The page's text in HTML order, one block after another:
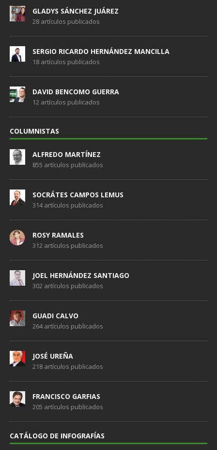
GLADYS SÁNCHEZ JUÁREZ
28 artículos publicados
SERGIO RICARDO HERNÁNDEZ MANCILLA
18 artículos publicados
DAVID BENCOMO GUERRA
12 artículos publicados
COLUMNISTAS
ALFREDO MARTÍNEZ
855 artículos publicados
SOCRÁTES CAMPOS LEMUS
314 artículos publicados
ROSY RAMALES
312 artículos publicados
JOEL HERNÁNDEZ SANTIAGO
302 artículos publicados
GUADI CALVO
264 artículos publicados
JOSÉ UREÑA
218 artículos publicados
FRANCISCO GARFIAS
205 artículos publicados
CATÁLOGO DE INFOGRAFÍAS